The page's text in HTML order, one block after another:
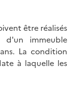
être réalisés
d'un immeuble
La condition
à laquelle les